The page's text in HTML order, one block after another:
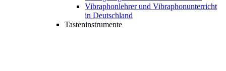
Vibraphonlehrer und Vibraphonunterricht
in Deutschland
Tasteninstrumente